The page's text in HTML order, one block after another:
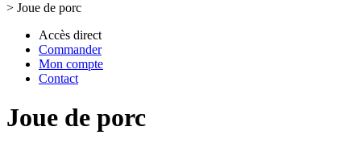
> Joue de porc
Accès direct
Commander
Mon compte
Contact
Joue de porc